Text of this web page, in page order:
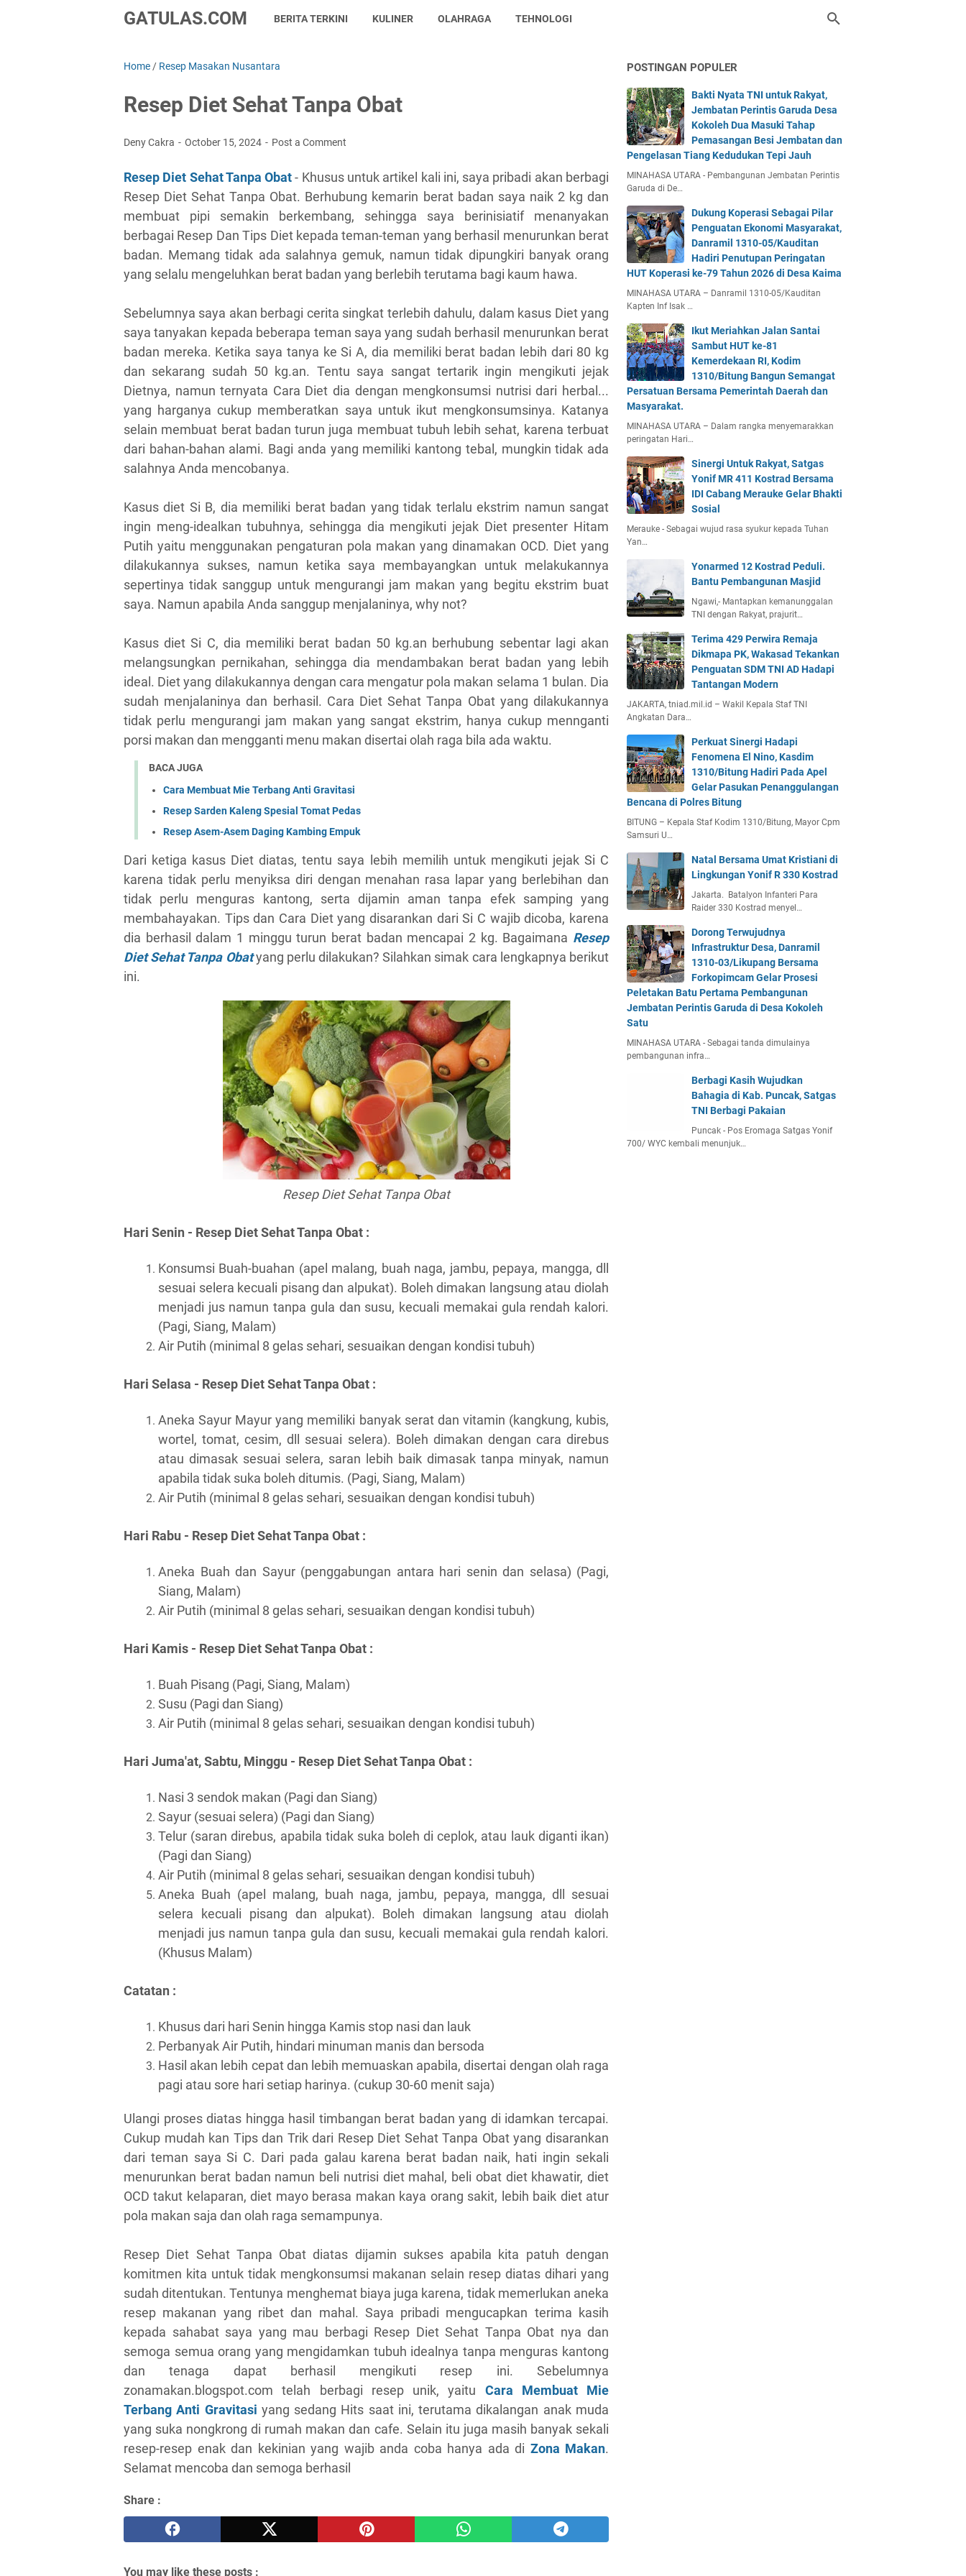
GATULAS.COM BERITA TERKINI KULINER OLAHRAGA TEHNOLOGI
Home / Resep Masakan Nusantara
Resep Diet Sehat Tanpa Obat
Deny Cakra October 15, 2024 Post a Comment
Resep Diet Sehat Tanpa Obat- Khusus untuk artikel kali ini, saya pribadi akan berbagi
Resep Diet Sehat Tanpa Obat. Berhubung kemarin berat badan saya naik 2 kg dan
membuat pipi semakin berkembang, sehingga saya berinisiatif menanyakan
berbagai Resep Dan Tips Diet kepada teman-teman yang berhasil menurunkan berat
badan. Memang tidak ada salahnya gemuk, namun tidak dipungkiri banyak orang
yang selalu mengeluhkan berat badan yang berlebih terutama bagi kaum hawa.
Sebelumnya saya akan berbagi cerita singkat terlebih dahulu, dalam kasus Diet yang
saya tanyakan kepada beberapa teman saya yang sudah berhasil menurunkan berat
badan mereka. Ketika saya tanya ke Si A, dia memiliki berat badan lebih dari 80 kg
dan sekarang sudah 50 kg.an. Tentu saya sangat tertarik ingin mengikuti jejak
Dietnya, namun ternyata Cara Diet dia dengan mengkonsumsi nutrisi dari herbal...
yang harganya cukup memberatkan saya untuk ikut mengkonsumsinya. Katanya
selain membuat berat badan turun juga membuat tubuh lebih sehat, karena terbuat
dari bahan-bahan alami. Bagi anda yang memiliki kantong tebal, mungkin tidak ada
salahnya Anda mencobanya.
Kasus diet Si B, dia memiliki berat badan yang tidak terlalu ekstrim namun sangat
ingin meng-idealkan tubuhnya, sehingga dia mengikuti jejak Diet presenter Hitam
Putih yaitu menggunakan pengaturan pola makan yang dinamakan OCD. Diet yang
dilakukannya sukses, namun ketika saya membayangkan untuk melakukannya
sepertinya tidak sanggup untuk mengurangi jam makan yang begitu ekstrim buat
saya. Namun apabila Anda sanggup menjalaninya, why not?
Kasus diet Si C, dia memiliki berat badan 50 kg.an berhubung sebentar lagi akan
melangsungkan pernikahan, sehingga dia mendambakan berat badan yang lebih
ideal. Diet yang dilakukannya dengan cara mengatur pola makan selama 1 bulan. Dia
sudah menjalaninya dan berhasil. Cara Diet Sehat Tanpa Obat yang dilakukannya
tidak perlu mengurangi jam makan yang sangat ekstrim, hanya cukup mennganti
porsi makan dan mengganti menu makan disertai olah raga bila ada waktu.
BACA JUGA
Cara Membuat Mie Terbang Anti Gravitasi
Resep Sarden Kaleng Spesial Tomat Pedas
Resep Asem-Asem Daging Kambing Empuk
Dari ketiga kasus Diet diatas, tentu saya lebih memilih untuk mengikuti jejak Si C
karena tidak perlu menyiksa diri dengan menahan rasa lapar yang berlebihan dan
tidak perlu menguras kantong, serta dijamin aman tanpa efek samping yang
membahayakan. Tips dan Cara Diet yang disarankan dari Si C wajib dicoba, karena
dia berhasil dalam 1 minggu turun berat badan mencapai 2 kg. Bagaimana Resep
Diet Sehat Tanpa Obatyang perlu dilakukan? Silahkan simak cara lengkapnya berikut
ini.
Resep Diet Sehat Tanpa Obat
Hari Senin - Resep Diet Sehat Tanpa Obat :
Konsumsi Buah-buahan (apel malang, buah naga, jambu, pepaya, mangga, dll
sesuai selera kecuali pisang dan alpukat). Boleh dimakan langsung atau diolah
menjadi jus namun tanpa gula dan susu, kecuali memakai gula rendah kalori.
(Pagi, Siang, Malam)
Air Putih (minimal 8 gelas sehari, sesuaikan dengan kondisi tubuh)
Hari Selasa - Resep Diet Sehat Tanpa Obat :
Aneka Sayur Mayur yang memiliki banyak serat dan vitamin (kangkung, kubis,
wortel, tomat, cesim, dll sesuai selera). Boleh dimakan dengan cara direbus
atau dimasak sesuai selera, saran lebih baik dimasak tanpa minyak, namun
apabila tidak suka boleh ditumis. (Pagi, Siang, Malam)
Air Putih (minimal 8 gelas sehari, sesuaikan dengan kondisi tubuh)
Hari Rabu - Resep Diet Sehat Tanpa Obat :
Aneka Buah dan Sayur (penggabungan antara hari senin dan selasa) (Pagi,
Siang, Malam)
Air Putih (minimal 8 gelas sehari, sesuaikan dengan kondisi tubuh)
Hari Kamis - Resep Diet Sehat Tanpa Obat :
Buah Pisang (Pagi, Siang, Malam)
Susu (Pagi dan Siang)
Air Putih (minimal 8 gelas sehari, sesuaikan dengan kondisi tubuh)
Hari Juma'at, Sabtu, Minggu - Resep Diet Sehat Tanpa Obat :
Nasi 3 sendok makan (Pagi dan Siang)
Sayur (sesuai selera) (Pagi dan Siang)
Telur (saran direbus, apabila tidak suka boleh di ceplok, atau lauk diganti ikan)
(Pagi dan Siang)
Air Putih (minimal 8 gelas sehari, sesuaikan dengan kondisi tubuh)
Aneka Buah (apel malang, buah naga, jambu, pepaya, mangga, dll sesuai
selera kecuali pisang dan alpukat). Boleh dimakan langsung atau diolah
menjadi jus namun tanpa gula dan susu, kecuali memakai gula rendah kalori.
(Khusus Malam)
Catatan :
Khusus dari hari Senin hingga Kamis stop nasi dan lauk
Perbanyak Air Putih, hindari minuman manis dan bersoda
Hasil akan lebih cepat dan lebih memuaskan apabila, disertai dengan olah raga
pagi atau sore hari setiap harinya. (cukup 30-60 menit saja)
Ulangi proses diatas hingga hasil timbangan berat badan yang di idamkan tercapai.
Cukup mudah kan Tips dan Trik dari Resep Diet Sehat Tanpa Obat yang disarankan
dari teman saya Si C. Dari pada galau karena berat badan naik, hati ingin sekali
menurunkan berat badan namun beli nutrisi diet mahal, beli obat diet khawatir, diet
OCD takut kelaparan, diet mayo berasa makan kaya orang sakit, lebih baik diet atur
pola makan saja dan olah raga semampunya.
Resep Diet Sehat Tanpa Obat diatas dijamin sukses apabila kita patuh dengan
komitmen kita untuk tidak mengkonsumsi makanan selain resep diatas dihari yang
sudah ditentukan. Tentunya menghemat biaya juga karena, tidak memerlukan aneka
resep makanan yang ribet dan mahal. Saya pribadi mengucapkan terima kasih
kepada sahabat saya yang mau berbagi Resep Diet Sehat Tanpa Obat nya dan
semoga semua orang yang mengidamkan tubuh idealnya tanpa menguras kantong
dan tenaga dapat berhasil mengikuti resep ini. Sebelumnya
zonamakan.blogspot.com telah berbagi resep unik, yaitu Cara Membuat Mie
Terbang Anti Gravitasi yang sedang Hits saat ini, terutama dikalangan anak muda
yang suka nongkrong di rumah makan dan cafe. Selain itu juga masih banyak sekali
resep-resep enak dan kekinian yang wajib anda coba hanya ada di Zona Makan.
Selamat mencoba dan semoga berhasil
Share :
You may like these posts :
POSTINGAN POPULER
Bakti Nyata TNI untuk Rakyat,
Jembatan Perintis Garuda Desa
Kokoleh Dua Masuki Tahap
Pemasangan Besi Jembatan dan
Pengelasan Tiang Kedudukan Tepi Jauh
MINAHASA UTARA - Pembangunan Jembatan Perintis
Garuda di De…
Dukung Koperasi Sebagai Pilar
Penguatan Ekonomi Masyarakat,
Danramil 1310-05/Kauditan
Hadiri Penutupan Peringatan
HUT Koperasi ke-79 Tahun 2026 di Desa Kaima
MINAHASA UTARA – Danramil 1310-05/Kauditan
Kapten Inf Isak …
Ikut Meriahkan Jalan Santai
Sambut HUT ke-81
Kemerdekaan RI, Kodim
1310/Bitung Bangun Semangat
Persatuan Bersama Pemerintah Daerah dan
Masyarakat.
MINAHASA UTARA – Dalam rangka menyemarakkan
peringatan Hari…
Sinergi Untuk Rakyat, Satgas
Yonif MR 411 Kostrad Bersama
IDI Cabang Merauke Gelar Bhakti
Sosial
Merauke - Sebagai wujud rasa syukur kepada Tuhan
Yan…
Yonarmed 12 Kostrad Peduli.
Bantu Pembangunan Masjid
Ngawi,- Mantapkan kemanunggalan
TNI dengan Rakyat, prajurit…
Terima 429 Perwira Remaja
Dikmapa PK, Wakasad Tekankan
Penguatan SDM TNI AD Hadapi
Tantangan Modern
JAKARTA, tniad.mil.id – Wakil Kepala Staf TNI
Angkatan Dara…
Perkuat Sinergi Hadapi
Fenomena El Nino, Kasdim
1310/Bitung Hadiri Pada Apel
Gelar Pasukan Penanggulangan
Bencana di Polres Bitung
BITUNG – Kepala Staf Kodim 1310/Bitung, Mayor Cpm
Samsuri U…
Natal Bersama Umat Kristiani di
Lingkungan Yonif R 330 Kostrad
Jakarta. Batalyon Infanteri Para
Raider 330 Kostrad menyel…
Dorong Terwujudnya
Infrastruktur Desa, Danramil
1310-03/Likupang Bersama
Forkopimcam Gelar Prosesi
Peletakan Batu Pertama Pembangunan
Jembatan Perintis Garuda di Desa Kokoleh
Satu
MINAHASA UTARA - Sebagai tanda dimulainya
pembangunan infra…
Berbagi Kasih Wujudkan
Bahagia di Kab. Puncak, Satgas
TNI Berbagi Pakaian
Puncak - Pos Eromaga Satgas Yonif
700/ WYC kembali menunjuk…